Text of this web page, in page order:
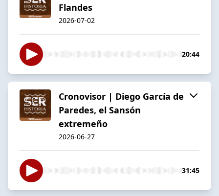
Flandes
2026-07-02
20:44
Cronovisor | Diego García de
Paredes, el Sansón
extremeño
2026-06-27
31:45